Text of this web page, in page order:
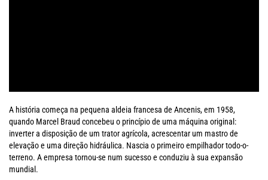
A história começa na pequena aldeia francesa de Ancenis, em 1958,
quando Marcel Braud concebeu o princípio de uma máquina original:
inverter a disposição de um trator agrícola, acrescentar um mastro de
elevação e uma direção hidráulica. Nascia o primeiro empilhador todo-o-
terreno. A empresa tornou-se num sucesso e conduziu à sua expansão
mundial.